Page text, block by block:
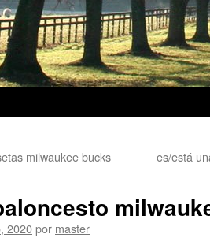
milwaukee bucks
es/está
2020por master